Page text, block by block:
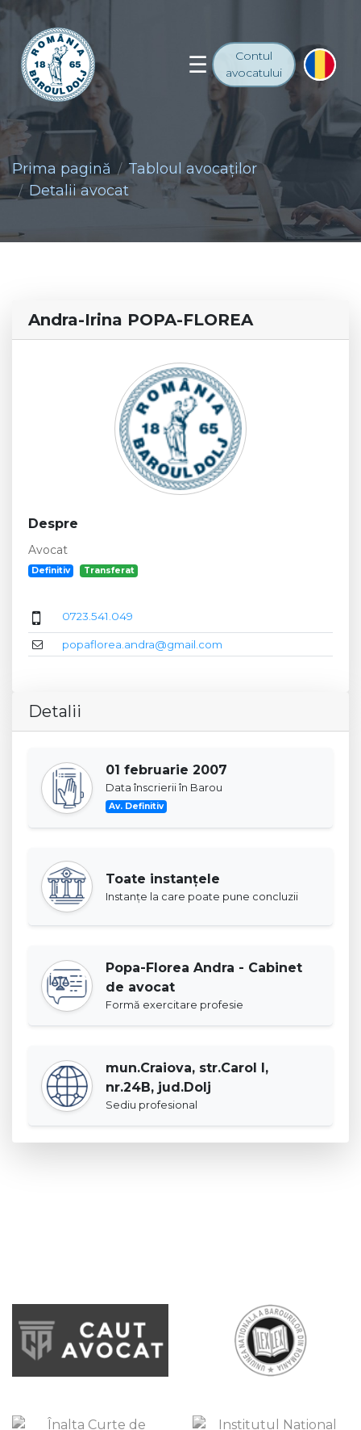
Contul
avocatului
Prima pagină
Tabloul avocaţilor
Detalii avocat
Andra-Irina POPA-FLOREA
Despre
Avocat
Definitiv Transferat
0723.541.049
popaflorea.andra@gmail.com
Detalii
01 februarie 2007
Data înscrierii în Barou
Av. Definitiv
Toate instanţele
Instanţe la care poate pune concluzii
Popa-Florea Andra - Cabinet
de avocat
Formă exercitare profesie
mun.Craiova, str.Carol I,
nr.24B, jud.Dolj
Sediu profesional